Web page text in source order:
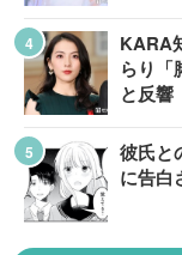
KARA
らり「
と反響
彼氏と
に告白